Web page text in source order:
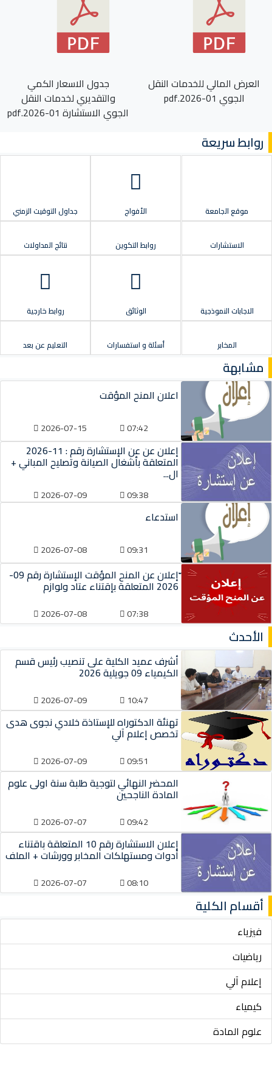
العرض المالي للخدمات النقل
الجوي 01-2026.pdf
جدول الاسعار الكمي
والتقديري لخدمات النقل
الجوي الاستشارة 01-2026.pdf
روابط سريعة
موقع الجامعة الأفواج جداول التوقيت الزمني
الاستشارات روابط التكوين نتائج المداولات
الاجابات النموذجية الوثائق روابط خارجية
المخابر أسئلة و استفسارات التعليم عن بعد
مشابهة
اعلان المنح المؤقت
07:42
2026-07-15
إعلان عن عن الإستشارة رقم : 11-2026
المتعلقة بأشغال الصيانة وتصليح المباني +
ال...
09:38
2026-07-09
استدعاء
09:31
2026-07-08
ّإعلان عن المنح المؤقت الإستشارة رقم 09-
2026 المتعلقة بإقتناء عتاد ولوازم
07:38
2026-07-08
الأحدث
أشرف عميد الكلية على تنصيب رئيس قسم
الكيمياء 09 جويلية 2026
10:47
2026-07-09
تهنئة الدكتوراه للإستاذة خلادي نجوى هدى
تخصص إعلام آلي
09:51
2026-07-09
المحضر النهائي لتوجية طلبة سنة اولى علوم
المادة الناجحين
09:42
2026-07-07
إعلان الاستشارة رقم 10 المتعلقة باقتناء
أدوات ومستهلكات المخابر وورشات + الملف
08:10
2026-07-07
أقسام الكلية
فيزياء
رياضيات
إعلام آلي
كيمياء
علوم المادة